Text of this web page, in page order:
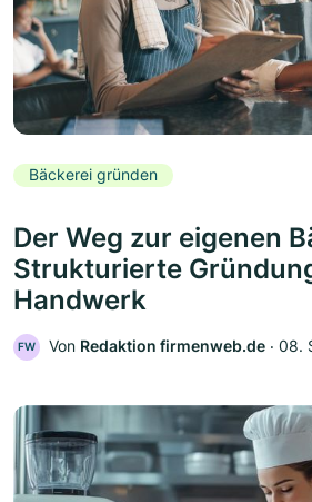
Bäckerei gründen
Der Weg zur eigenen
Strukturierte
Handwerk
FW Von Redaktion firmenweb.de ‧ 08.